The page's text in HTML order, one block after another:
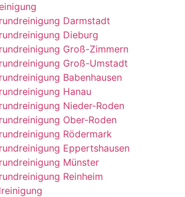
Darmstadt
Dieburg
Groß-Zimmern
Groß-Umstadt
Babenhausen
Hanau
Nieder-Roden
Ober-Roden
Rödermark
Eppertshausen
Münster
Reinheim